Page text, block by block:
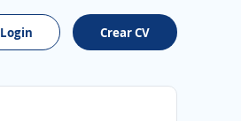
Login Crear CV